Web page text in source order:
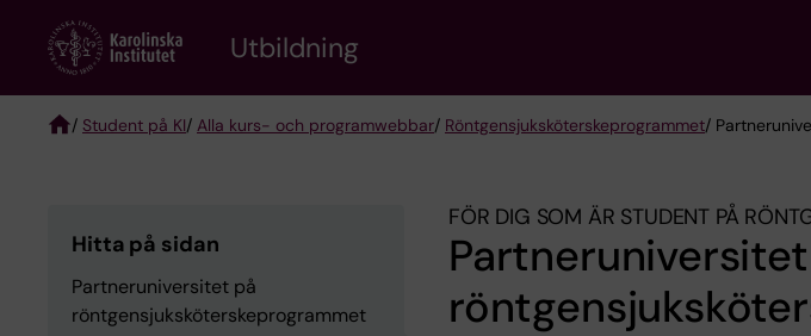
content
Utbildning
/ Student på KI/ Alla kurs- och programwebbar/ Röntgen­sjuk­sköterske­programmet/
Hitta på sidan
Partneruniversitet på
röntgensjuksköterskeprogrammet
FÖR DIG SOM ÄR STUDENT PÅ